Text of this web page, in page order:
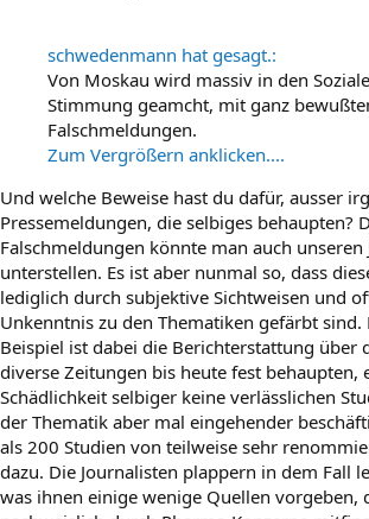
schwedenmann hat gesagt.:
Von Moskau wird massiv in den
Stimmung geamcht, mit ganz
Falschmeldungen.
Zum Vergrößern anklicken....
Und welche Beweise hast du dafür, ausser
Pressemeldungen, die selbiges behaupten?
Falschmeldungen könnte man auch unseren
unterstellen. Es ist aber nunmal so, dass
lediglich durch subjektive Sichtweisen und
Unkenntnis zu den Thematiken gefärbt sind.
Beispiel ist dabei die Berichterstattung über
diverse Zeitungen bis heute fest behaupten,
Schädlichkeit selbiger keine verlässlichen
der Thematik aber mal eingehender
als 200 Studien von teilweise sehr
dazu. Die Journalisten plappern in dem Fall
was ihnen einige wenige Quellen vorgeben,